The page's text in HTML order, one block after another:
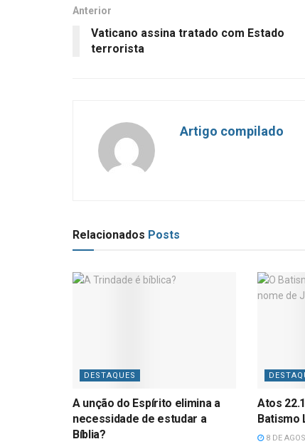
Anterior
Vaticano assina tratado com Estado
terrorista
Artigo compilado
Relacionados Posts
DESTAQUES
A unção do Espírito elimina a
necessidade de estudar a
Bíblia?
Atos
Batismo
8 DE